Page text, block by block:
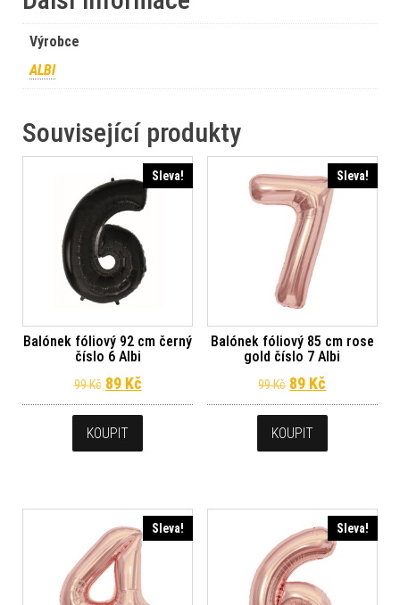
Výrobce
ALBI
Související produkty
Sleva!
Balónek fóliový 92 cm černý
číslo 6 Albi
99Kč Původní cena byla: 99 Kč.
89 KčAktuální cena je: 89 Kč.
KOUPIT
Sleva!
Balónek fóliový 85 cm rose
gold číslo 7 Albi
99Kč Původní cena
89 Kč
KOUPIT
Sleva! Sleva!